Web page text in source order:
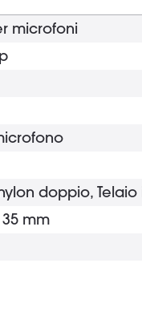
microfoni
doppio,
mm